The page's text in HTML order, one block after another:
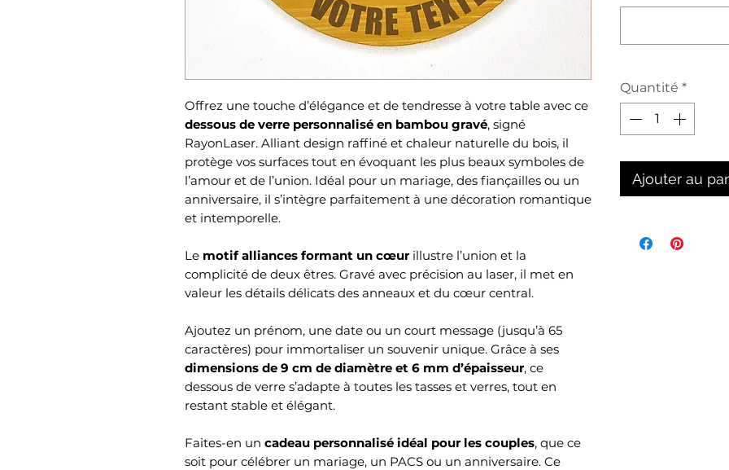
Offrez une touche d’élégance et de tendresse à votre table avec ce
dessous de verre personnalisé en bambou gravé, signé
RayonLaser. Alliant design raffiné et chaleur naturelle du bois, il
protège vos surfaces tout en évoquant les plus beaux symboles de
l’amour et de l’union. Idéal pour un mariage, des fiançailles ou un
anniversaire, il s’intègre parfaitement à une décoration romantique
et intemporelle.
Le motif alliances formant un cœurillustre l’union et la
complicité de deux êtres. Gravé avec précision au laser, il met en
valeur les détails délicats des anneaux et du cœur central.
Ajoutez un prénom, une date ou un court message (jusqu’à 65
caractères) pour immortaliser un souvenir unique. Grâce à ses
dimensions de 9 cm de diamètre et 6 mm d’épaisseur, ce
dessous de verre s’adapte à toutes les tasses et verres, tout en
restant stable et élégant.
Faites-en un cadeau personnalisé idéal pour les couples, que ce
soit pour célébrer un mariage, un PACS ou un anniversaire. Ce
Quantité *
Ajouter au